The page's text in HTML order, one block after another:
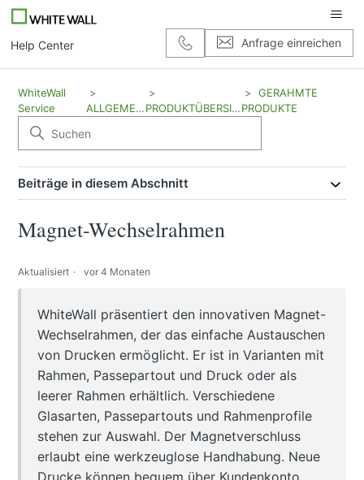
Help Center Anfrage einreichen
WhiteWall
Service
ALLGEMEIN PRODUKTÜBERSICHT
GERAHMTE
PRODUKTE
Beiträge in diesem Abschnitt
Magnet-Wechselrahmen
Aktualisiert vor 4 Monaten
WhiteWall präsentiert den innovativen Magnet-
Wechselrahmen, der das einfache Austauschen
von Drucken ermöglicht. Er ist in Varianten mit
Rahmen, Passepartout und Druck oder als
leerer Rahmen erhältlich. Verschiedene
Glasarten, Passepartouts und Rahmenprofile
stehen zur Auswahl. Der Magnetverschluss
erlaubt eine werkzeuglose Handhabung. Neue